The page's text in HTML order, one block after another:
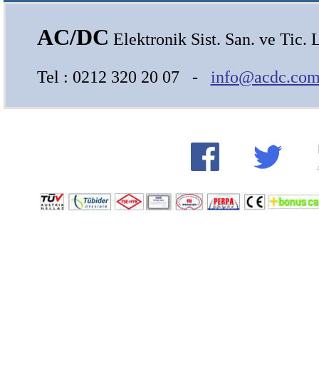
AC/DC Elektronik Sist. San. ve Tic.
Tel : 0212 320 20 07 -